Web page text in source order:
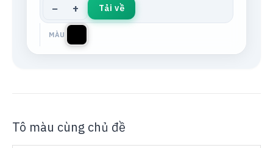
− + Tải về
MÀU
Tô màu cùng chủ đề